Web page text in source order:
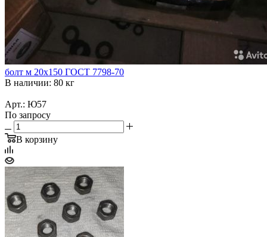
болт м 20х150 ГОСТ 7798-70
В наличии: 80 кг
Арт.: Ю57
По запросу
В корзину